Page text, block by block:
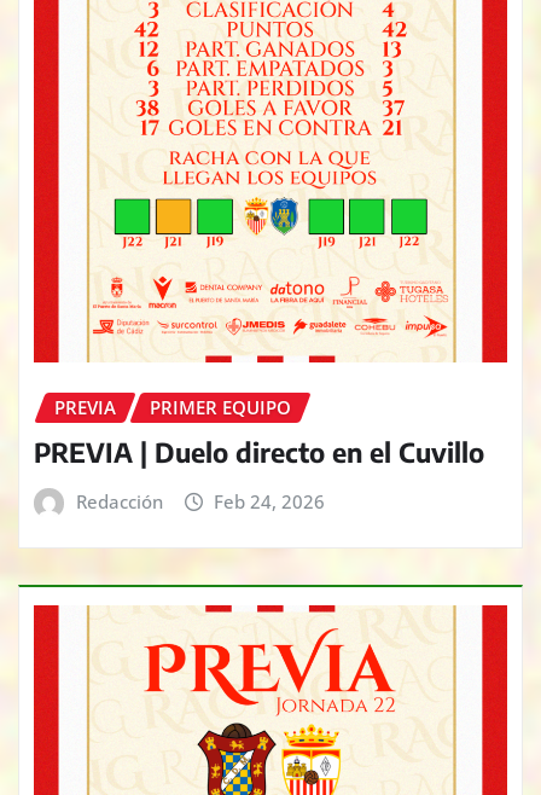
PREVIA PRIMER EQUIPO
PREVIA | Duelo directo en el Cuvillo
Redacción Feb 24, 2026